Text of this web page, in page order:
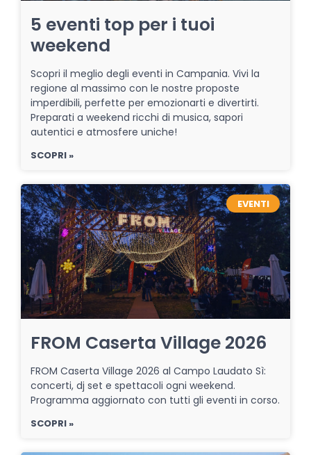
5 eventi top per i tuoi
weekend
Scopri il meglio degli eventi in Campania. Vivi la
regione al massimo con le nostre proposte
imperdibili, perfette per emozionarti e divertirti.
Preparati a weekend ricchi di musica, sapori
autentici e atmosfere uniche!
SCOPRI »
EVENTI
FROM Caserta Village 2026
FROM Caserta Village 2026 al Campo Laudato Sì:
concerti, dj set e spettacoli ogni weekend.
Programma aggiornato con tutti gli eventi in corso.
SCOPRI »